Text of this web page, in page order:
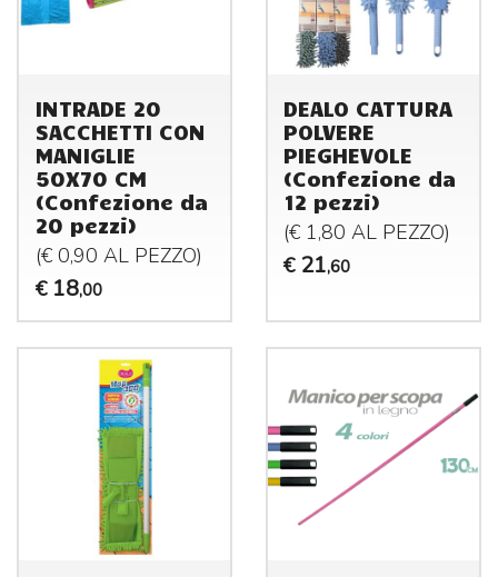
INTRADE 20
SACCHETTI CON
MANIGLIE
50X70 CM
(Confezione da
20 pezzi)
(€ 0,90 AL PEZZO)
€ 18,00
DEALO CATTURA
POLVERE
PIEGHEVOLE
(Confezione da
12 pezzi)
(€ 1,80 AL PEZZO)
€ 21,60